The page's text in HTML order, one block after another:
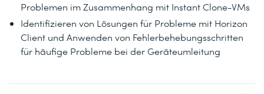
Problemen im Zusammenhang mit Instant Clone-VMs
Identifizieren von Lösungen für Probleme mit Horizon
Client und Anwenden von Fehlerbehebungsschritten
für häufige Probleme bei der Geräteumleitung